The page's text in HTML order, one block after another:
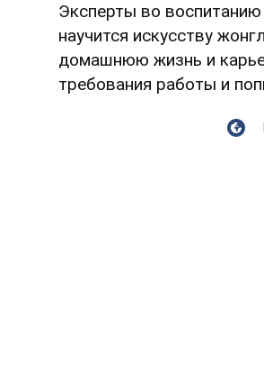
Эксперты во
научится искусству
домашнюю жизнь и
требования работы и